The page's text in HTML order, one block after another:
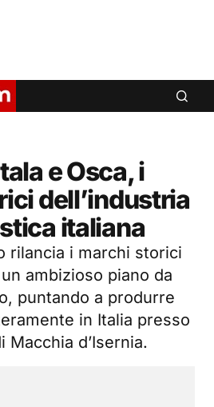
e Osca, i
dell’industria
italiana
rilancia i marchi storici
ambizioso piano da
puntando a produrre
in Italia presso
d’Isernia.